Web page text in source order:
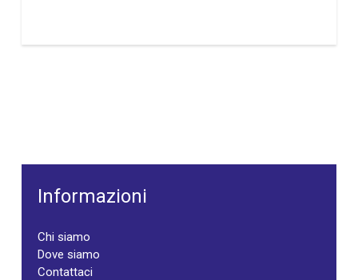
Informazioni
Chi siamo
Dove siamo
Contattaci